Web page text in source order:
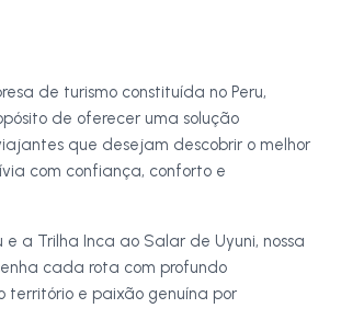
de turismo constituída no Peru,
de oferecer uma solução
que desejam descobrir o melhor
com confiança, conforto e
e a Trilha Inca ao Salar de Uyuni, nossa
cada rota com profundo
território e paixão genuína por